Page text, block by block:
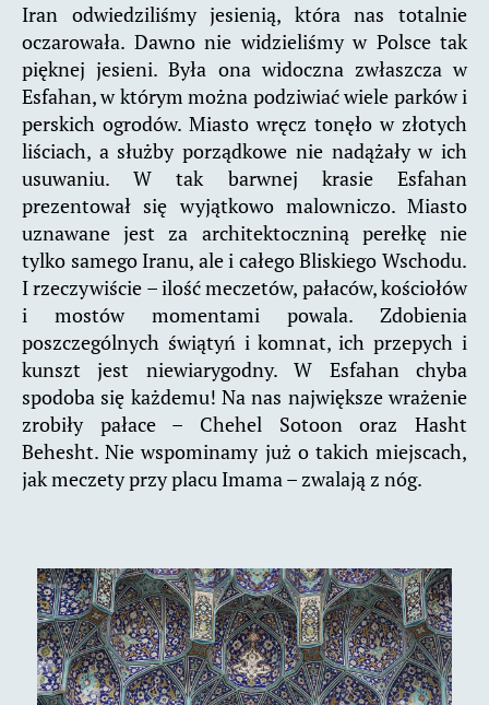
Iran odwiedziliśmy jesienią, która nas totalnie
oczarowała. Dawno nie widzieliśmy w Polsce tak
pięknej jesieni. Była ona widoczna zwłaszcza w
Esfahan, w którym można podziwiać wiele parków i
perskich ogrodów. Miasto wręcz tonęło w złotych
liściach, a służby porządkowe nie nadążały w ich
usuwaniu. W tak barwnej krasie Esfahan
prezentował się wyjątkowo malowniczo. Miasto
uznawane jest za architektoczniną perełkę nie
tylko samego Iranu, ale i całego Bliskiego Wschodu.
I rzeczywiście – ilość meczetów, pałaców, kościołów
i mostów momentami powala. Zdobienia
poszczególnych świątyń i komnat, ich przepych i
kunszt jest niewiarygodny. W Esfahan chyba
spodoba się każdemu! Na nas największe wrażenie
zrobiły pałace – Chehel Sotoon oraz Hasht
Behesht. Nie wspominamy już o takich miejscach,
jak meczety przy placu Imama – zwalają z nóg.